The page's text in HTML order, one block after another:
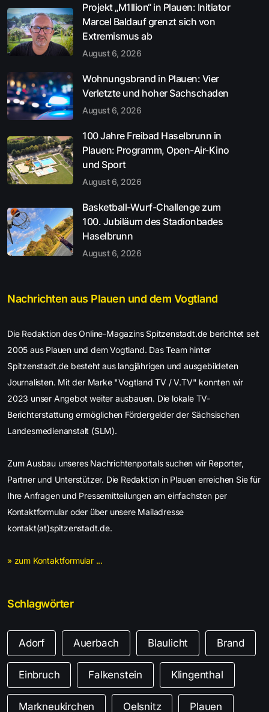
Projekt „M1llion“ in Plauen: Initiator
Marcel Baldauf grenzt sich von
Extremismus ab
August 6, 2026
Wohnungsbrand in Plauen: Vier
Verletzte und hoher Sachschaden
August 6, 2026
100 Jahre Freibad Haselbrunn in
Plauen: Programm, Open-Air-Kino
und Sport
August 6, 2026
Basketball-Wurf-Challenge zum
100. Jubiläum des Stadionbades
Haselbrunn
August 6, 2026
Nachrichten aus Plauen und dem Vogtland
Die Redaktion des Online-Magazins Spitzenstadt.de berichtet seit
2005 aus Plauen und dem Vogtland. Das Team hinter
Spitzenstadt.de besteht aus langjährigen und ausgebildeten
Journalisten. Mit der Marke "Vogtland TV / V.TV" konnten wir
2023 unser Angebot weiter ausbauen. Die lokale TV-
Berichterstattung ermöglichen Fördergelder der Sächsischen
Landesmedienanstalt (SLM).
Zum Ausbau unseres Nachrichtenportals suchen wir Reporter,
Partner und Unterstützer. Die Redaktion in Plauen erreichen Sie für
Ihre Anfragen und Pressemitteilungen am einfachsten per
Kontaktformular oder über unsere Mailadresse
kontakt(at)spitzenstadt.de.
» zum Kontaktformular ...
Schlagwörter
Adorf Auerbach Blaulicht Brand
Einbruch Falkenstein Klingenthal
Markneukirchen Oelsnitz Plauen